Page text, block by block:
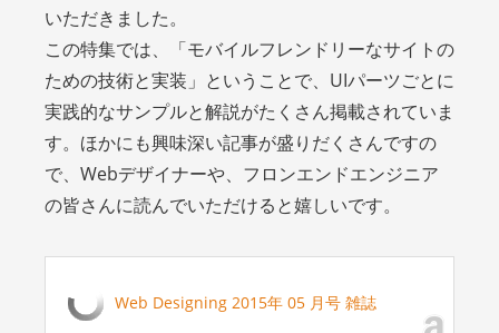
いただきました。
この特集では、「モバイルフレンドリーなサイトの
ための技術と実装」ということで、UIパーツごとに
実践的なサンプルと解説がたくさん掲載されていま
す。ほかにも興味深い記事が盛りだくさんですの
で、Webデザイナーや、フロンエンドエンジニア
の皆さんに読んでいただけると嬉しいです。
Web Designing 2015年 05 月号 雑誌